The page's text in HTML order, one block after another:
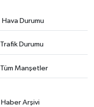
Hava Durumu
Trafik Durumu
Tüm Manşetler
Haber Arşivi